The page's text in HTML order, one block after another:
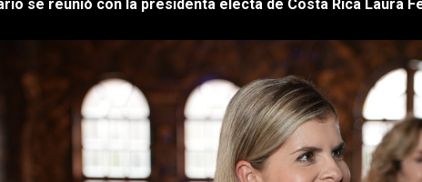
se reunió con la presidenta electa de Costa Rica Laura